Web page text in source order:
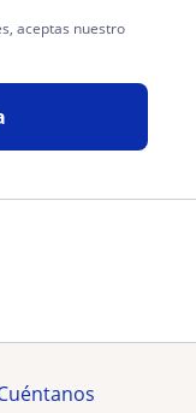
aceptas nuestro